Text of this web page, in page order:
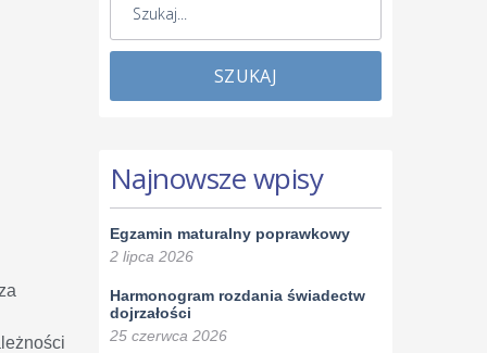
SZUKAJ
Najnowsze wpisy
Egzamin maturalny poprawkowy
2 lipca 2026
Harmonogram rozdania świadectw
dojrzałości
25 czerwca 2026